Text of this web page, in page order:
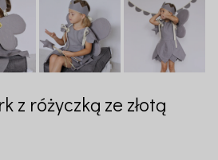
z różyczką ze złotą